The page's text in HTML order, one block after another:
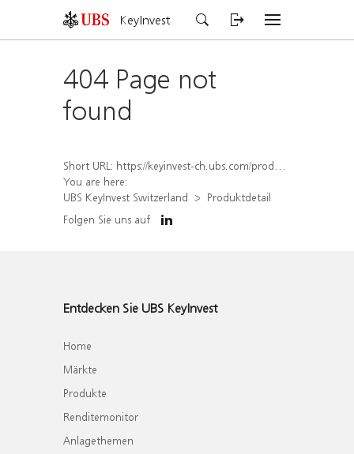
KeyInvest
404 Page not
found
Short URL: https://keyinvest-ch.ubs.com/produkt/detail/index/isin/CH1554890058
You are here:
UBS KeyInvest Switzerland
Produktdetail
Folgen Sie uns auf
Entdecken Sie UBS KeyInvest
Home
Märkte
Produkte
Renditemonitor
Anlagethemen